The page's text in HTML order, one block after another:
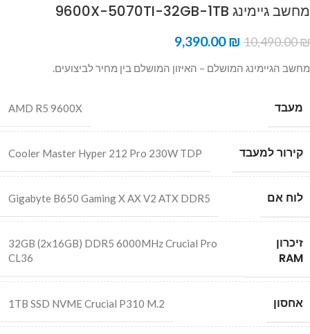
מחשב גיימינג 9600X-5070TI-32GB-1TB
10,490.00₪
9,390.00₪
מחשב הגיימינג המושלם – האיזון המושלם בין מחיר לביצועים.
מעבד AMD R5 9600X
קירור למעבד Cooler Master Hyper 212 Pro 230W TDP
לוח אם Gigabyte B650 Gaming X AX V2 ATX DDR5
זיכרון
RAM
32GB (2x16GB) DDR5 6000MHz Crucial Pro
CL36
אחסון 1TB SSD NVME Crucial P310 M.2